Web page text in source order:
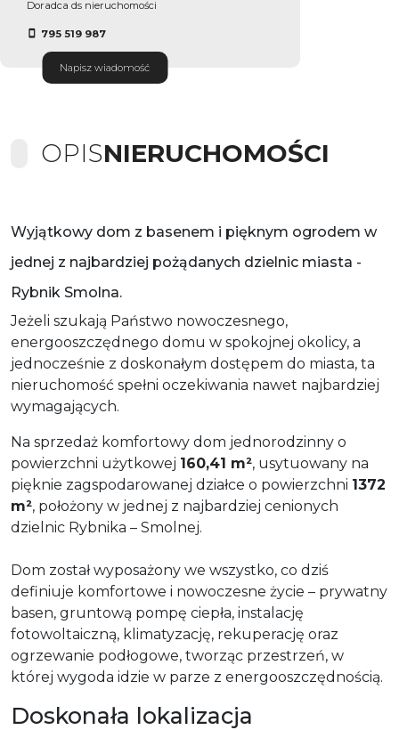
Doradca ds nieruchomości
795 519 987
Napisz wiadomość
OPISNIERUCHOMOŚCI
Wyjątkowy dom z basenem i pięknym ogrodem w
jednej z najbardziej pożądanych dzielnic miasta -
Rybnik Smolna.
Jeżeli szukają Państwo nowoczesnego,
energooszczędnego domu w spokojnej okolicy, a
jednocześnie z doskonałym dostępem do miasta, ta
nieruchomość spełni oczekiwania nawet najbardziej
wymagających.
Na sprzedaż komfortowy dom jednorodzinny o
powierzchni użytkowej 160,41 m², usytuowany na
pięknie zagspodarowanej działce o powierzchni 1372
m², położony w jednej z najbardziej cenionych
dzielnic Rybnika – Smolnej.
Dom został wyposażony we wszystko, co dziś
definiuje komfortowe i nowoczesne życie – prywatny
basen, gruntową pompę ciepła, instalację
fotowoltaiczną, klimatyzację, rekuperację oraz
ogrzewanie podłogowe, tworząc przestrzeń, w
której wygoda idzie w parze z energooszczędnością.
Doskonała lokalizacja